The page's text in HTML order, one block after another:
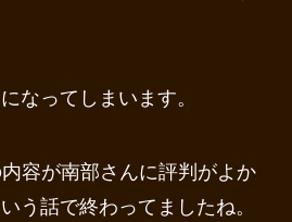
なってしまいます。
容が南部さんに評判がよか
う話で終わってましたね。